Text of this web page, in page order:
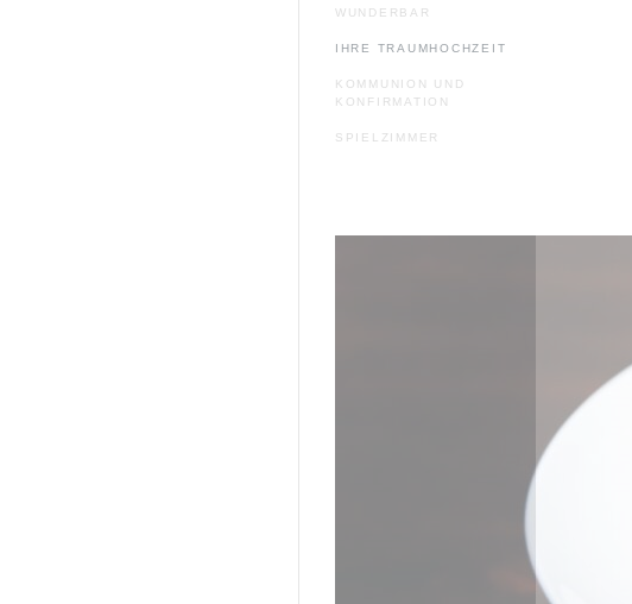
WUNDERBAR
IHRE TRAUMHOCHZEIT
KOMMUNION UND
KONFIRMATION
SPIELZIMMER